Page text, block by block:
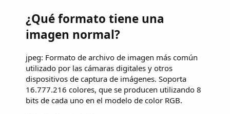
¿Qué formato tiene una
imagen normal?
jpeg: Formato de archivo de imagen más común
utilizado por las cámaras digitales y otros
dispositivos de captura de imágenes. Soporta
16.777.216 colores, que se producen utilizando 8
bits de cada uno en el modelo de color RGB.